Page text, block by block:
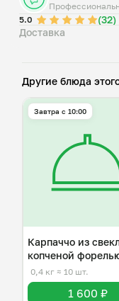
5.0
(32)
Доставка
Другие блюда
Завтра c 10:00
Карпаччо из
копченой
0,4 кг ≈ 10 шт.
1 600 ₽